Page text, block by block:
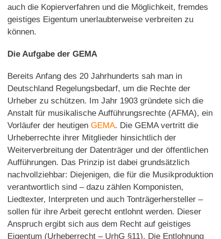
auch die Kopierverfahren und die Möglichkeit, fremdes
geistiges Eigentum unerlaubterweise verbreiten zu
können.
Die Aufgabe der GEMA
Bereits Anfang des 20 Jahrhunderts sah man in
Deutschland Regelungsbedarf, um die Rechte der
Urheber zu schützen. Im Jahr 1903 gründete sich die
Anstalt für musikalische Aufführungsrechte (AFMA), ein
Vorläufer der heutigen GEMA. Die GEMA vertritt die
Urheberrechte ihrer Mitglieder hinsichtlich der
Weiterverbreitung der Datenträger und der öffentlichen
Aufführungen. Das Prinzip ist dabei grundsätzlich
nachvollziehbar: Diejenigen, die für die Musikproduktion
verantwortlich sind – dazu zählen Komponisten,
Liedtexter, Interpreten und auch Tonträgerhersteller –
sollen für ihre Arbeit gerecht entlohnt werden. Dieser
Anspruch ergibt sich aus dem Recht auf geistiges
Eigentum (Urheberrecht – UrhG §11). Die Entlohnung